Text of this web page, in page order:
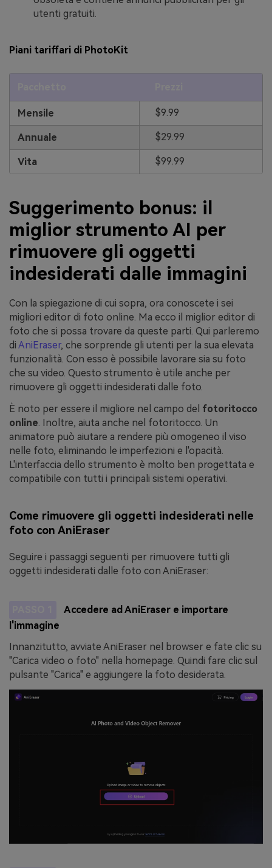
utenti gratuiti.
Piani tariffari di PhotoKit
Mensile $9.99
Annuale $29.99
Vita $99.99
Suggerimento bonus: il
miglior strumento AI per
rimuovere gli oggetti
indesiderati dalle immagini
Con la spiegazione di cui sopra, ora conoscete i sei
migliori editor di foto online. Ma ecco il miglior editor di
foto che si possa trovare da queste parti. Qui parleremo
di AniEraser, che sorprende gli utenti per la sua elevata
funzionalità. Con esso è possibile lavorare sia su foto
che su video. Questo strumento è utile anche per
rimuovere gli oggetti indesiderati dalle foto.
È noto per essere il migliore nel campo del fotoritocco
online. Inoltre, aiuta anche nel fotoritocco. Un
animatore può aiutare a rendere più omogeneo il viso
nelle foto, eliminando le imperfezioni e l'opacità.
L'interfaccia dello strumento è molto ben progettata e
compatibile con tutti i principali sistemi operativi.
Come rimuovere gli oggetti indesiderati nelle
foto con AniEraser
Seguire i passaggi seguenti per rimuovere tutti gli
oggetti indesiderati dalle foto con AniEraser:
Accedere ad AniEraser e importare
l'immagine
Innanzitutto, avviate AniEraser nel browser e fate clic su
"Carica video o foto" nella homepage. Quindi fare clic sul
pulsante "Carica" e aggiungere la foto desiderata.